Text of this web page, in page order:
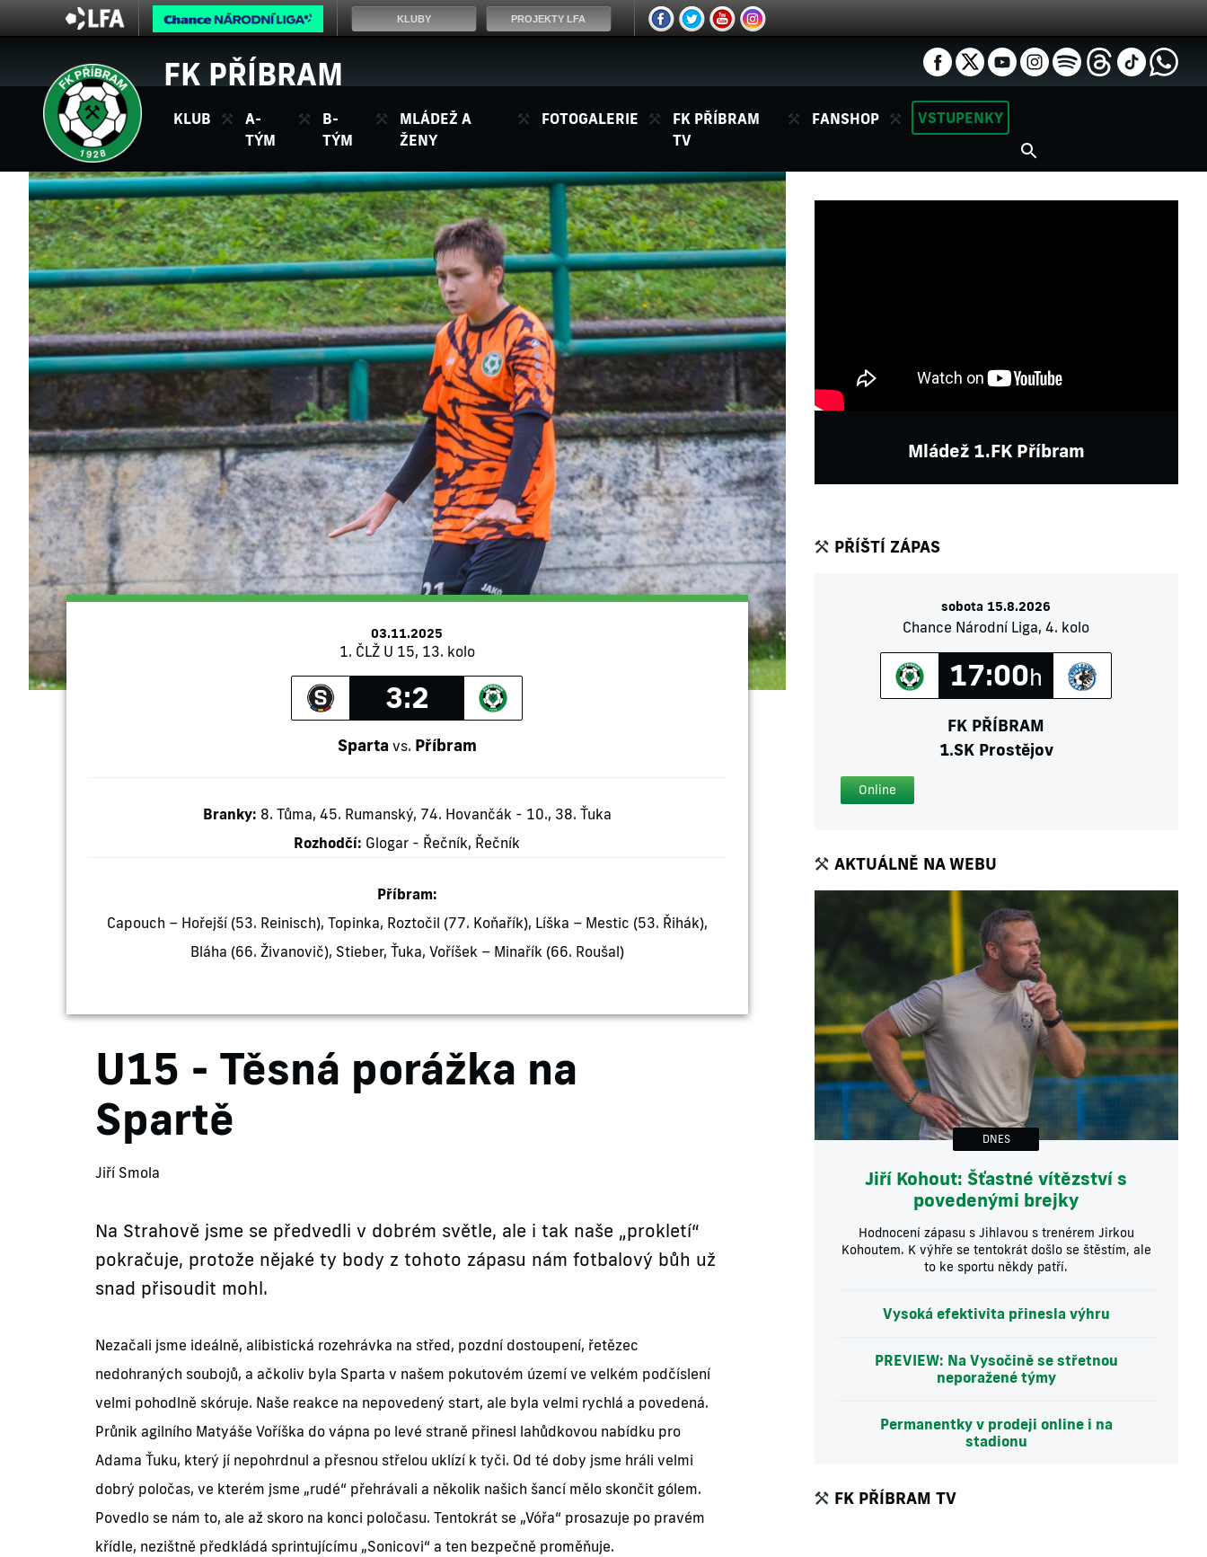
FK PŘÍBRAM
KLUB
A-
TÝM
B-
TÝM
MLÁDEŽ A
ŽENY
FOTOGALERIE
FK PŘÍBRAM
TV
FANSHOP VSTUPENKY
03.11.2025
1. ČLŽ U 15, 13. kolo
3:2
Sparta vs. Příbram
Branky: 8. Tůma, 45. Rumanský, 74. Hovančák - 10., 38. Ťuka
Rozhodčí: Glogar - Řečník, Řečník
Příbram:
Capouch – Hořejší (53. Reinisch), Topinka, Roztočil (77. Koňařík), Líška – Mestic (53. Řihák),
Bláha (66. Živanovič), Stieber, Ťuka, Voříšek – Minařík (66. Roušal)
U15 - Těsná porážka na
Spartě
Jiří Smola
Na Strahově jsme se předvedli v dobrém světle, ale i tak naše „prokletí“
pokračuje, protože nějaké ty body z tohoto zápasu nám fotbalový bůh už
snad přisoudit mohl.
Nezačali jsme ideálně, alibistická rozehrávka na střed, pozdní dostoupení, řetězec
nedohraných soubojů, a ačkoliv byla Sparta v našem pokutovém území ve velkém podčíslení
velmi pohodlně skóruje. Naše reakce na nepovedený start, ale byla velmi rychlá a povedená.
Průnik agilního Matyáše Voříška do vápna po levé straně přinesl lahůdkovou nabídku pro
Adama Ťuku, který jí nepohrdnul a přesnou střelou uklízí k tyči. Od té doby jsme hráli velmi
dobrý poločas, ve kterém jsme „rudé“ přehrávali a několik našich šancí mělo skončit gólem.
Povedlo se nám to, ale až skoro na konci poločasu. Tentokrát se „Vóřa“ prosazuje po pravém
křídle, nezištně předkládá sprintujícímu „Sonicovi“ a ten bezpečně proměňuje.
Mládež 1.FK Příbram
PŘÍŠTÍ ZÁPAS
sobota 15.8.2026
Chance Národní Liga, 4. kolo
17:00h
FK PŘÍBRAM
1.SK Prostějov
Online
AKTUÁLNĚ NA WEBU
DNES
Jiří Kohout: Šťastné vítězství s
povedenými brejky
Hodnocení zápasu s Jihlavou s trenérem Jirkou
Kohoutem. K výhře se tentokrát došlo se štěstím, ale
to ke sportu někdy patří.
Vysoká efektivita přinesla výhru
PREVIEW: Na Vysočině se střetnou
neporažené týmy
Permanentky v prodeji online i na
stadionu
FK PŘÍBRAM TV
KLUBY PROJEKTY LFA